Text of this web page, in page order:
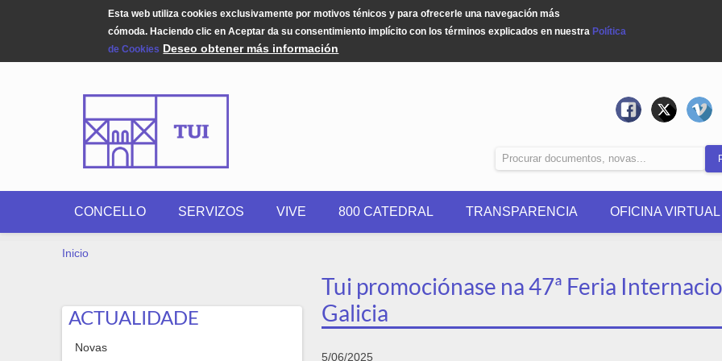
Esta web utiliza cookies exclusivamente por motivos ténicos y para ofrecerle una navegación más
cómoda. Haciendo clic en Aceptar da su consentimiento implícito con los términos explicados en nuestra Política
de Cookies Deseo obtener más información
CONCELLO SERVIZOS VIVE 800 CATEDRAL TRANSPARENCIA OFICINA VIRTUAL
USTED ESTÁ AQUÍ
Inicio
ACTUALIDADE
Novas
Tui promociónase na 47ª Feria
Galicia
5/06/2025